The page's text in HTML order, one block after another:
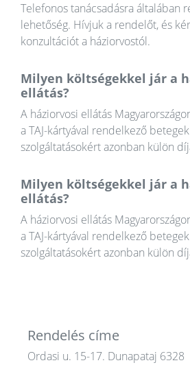
Telefonos tanácsadásra általában
lehetőség. Hívjuk a rendelőt, és
konzultációt a háziorvostól.
Milyen költségekkel jár a
ellátás?
A háziorvosi ellátás
a TAJ-kártyával rendelkező
szolgáltatásokért azonban külön
Milyen költségekkel jár a
ellátás?
A háziorvosi ellátás
a TAJ-kártyával rendelkező
szolgáltatásokért azonban külön
Rendelés címe
Ordasi u. 15-17. Dunapataj 6328